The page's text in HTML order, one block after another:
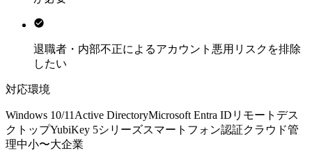
退職者・内部不正によるアカウント悪用リスクを排除
したい
対応環境
Windows 10/11 Active DirectoryMicrosoft Entra ID リモートデス
クトップYubiKey 5シリーズスマートフォン認証クラウド管
理中小〜大企業